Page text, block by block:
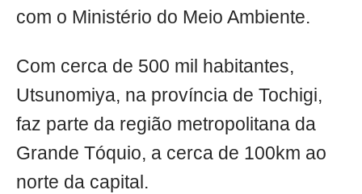
com o Ministério do Meio Ambiente.
Com cerca de 500 mil habitantes,
Utsunomiya, na província de Tochigi,
faz parte da região metropolitana da
Grande Tóquio, a cerca de 100km ao
norte da capital.